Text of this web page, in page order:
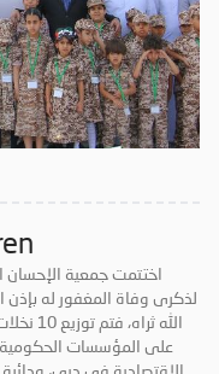
اختتمت جمعية الإحسان
لذكرى وفاة المغفور له
على المؤسسات الحكومية
الاقتصادية في دبي،